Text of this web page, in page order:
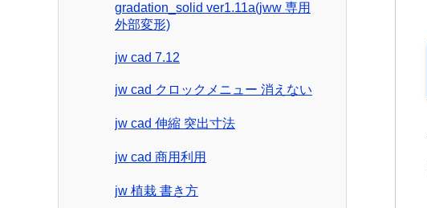
gradation_solid ver1.11a(jww 専用
外部変形)
jw cad 7.12
jw cad クロックメニュー 消えない
jw cad 伸縮 突出寸法
jw cad 商用利用
jw 植栽 書き方